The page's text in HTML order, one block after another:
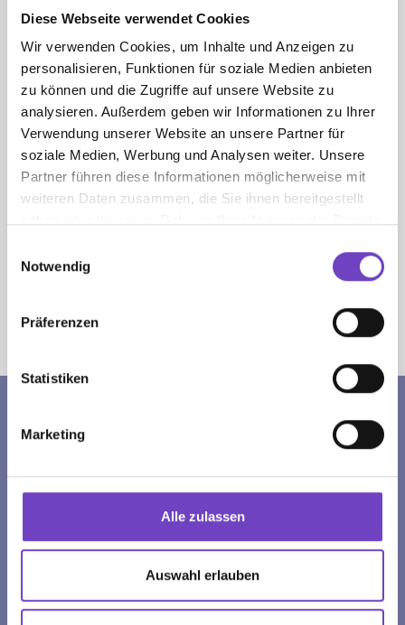
Diese Webseite verwendet Cookies
Wir verwenden Cookies, um Inhalte und Anzeigen zu
personalisieren, Funktionen für soziale Medien anbieten
zu können und die Zugriffe auf unsere Website zu
analysieren. Außerdem geben wir Informationen zu Ihrer
Verwendung unserer Website an unsere Partner für
soziale Medien, Werbung und Analysen weiter. Unsere
Partner führen diese Informationen möglicherweise mit
weiteren Daten zusammen, die Sie ihnen bereitgestellt
Notwendig
Präferenzen
Statistiken
Marketing
Alle zulassen
Auswahl erlauben
unter­stützen.
WELTWEIT HELFEN
Ö3-Wundertüten-Challenge
Kein Handy soll in der Schub­lade
Gammeln. Jedes Einzelne Handy wird
nun zu einer wert­vollen Hilfe für Kinder
und Jugend­liche in schwie­rigen
Sie sind hier:
SPENDENKONTO
IBAN: AT92 2011 1000 0255 1063
spende.roteskreuz.at